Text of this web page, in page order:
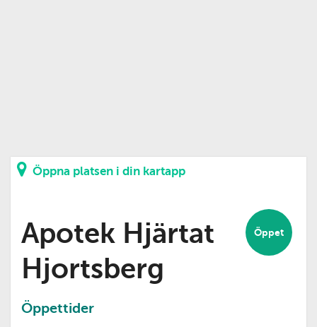
Öppna platsen i din kartapp
Öppet
Apotek Hjärtat
Hjortsberg
Öppettider